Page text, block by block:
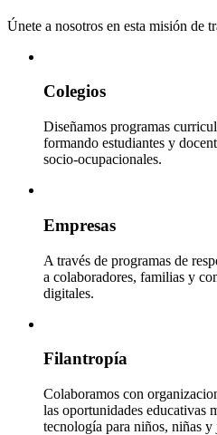
Únete a nosotros en esta misión de
Colegios
Diseñamos programas
formando estudiantes y
socio-ocupacionales.
Empresas
A través de programas de
a colaboradores, familias y
digitales.
Filantropía
Colaboramos con
las oportunidades educativas
tecnología para niños, niñas y